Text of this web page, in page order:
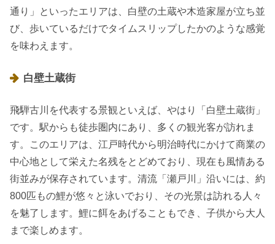
通り」といったエリアは、白壁の土蔵や木造家屋が立ち並
び、歩いているだけでタイムスリップしたかのような感覚
を味わえます。
白壁土蔵街
飛騨古川を代表する景観といえば、やはり「白壁土蔵街」
です。駅からも徒歩圏内にあり、多くの観光客が訪れま
す。このエリアは、江戸時代から明治時代にかけて商業の
中心地として栄えた名残をとどめており、現在も風情ある
街並みが保存されています。清流「瀬戸川」沿いには、約
800匹もの鯉が悠々と泳いでおり、その光景は訪れる人々
を魅了します。鯉に餌をあげることもでき、子供から大人
まで楽しめます。